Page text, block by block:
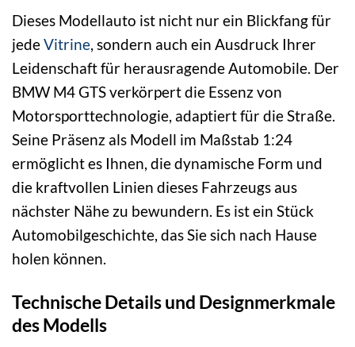
Dieses Modellauto ist nicht nur ein Blickfang für
jedeVitrine, sondern auch ein Ausdruck Ihrer
Leidenschaft für herausragende Automobile. Der
BMW M4 GTS verkörpert die Essenz von
Motorsporttechnologie, adaptiert für die Straße.
Seine Präsenz als Modell im Maßstab 1:24
ermöglicht es Ihnen, die dynamische Form und
die kraftvollen Linien dieses Fahrzeugs aus
nächster Nähe zu bewundern. Es ist ein Stück
Automobilgeschichte, das Sie sich nach Hause
holen können.
Technische Details und Designmerkmale
des Modells